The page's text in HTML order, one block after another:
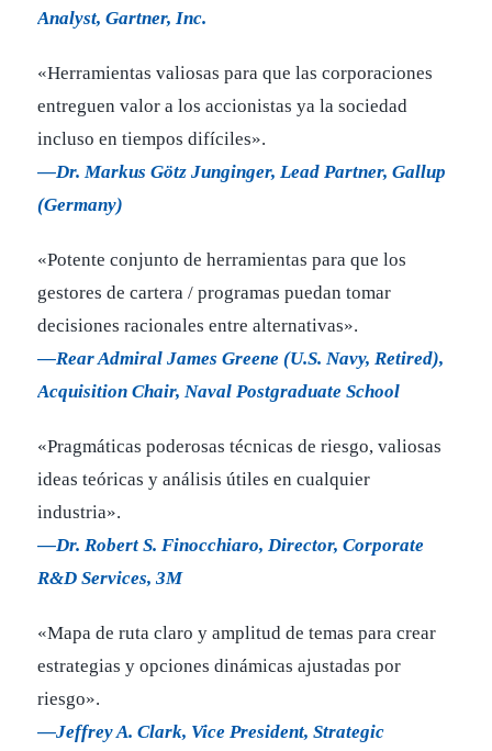
Analyst, Gartner, Inc.
«Herramientas valiosas para que las corporaciones
entreguen valor a los accionistas ya la sociedad
incluso en tiempos difíciles».
—Dr. Markus Götz Junginger, Lead Partner, Gallup
(Germany)
«Potente conjunto de herramientas para que los
gestores de cartera / programas puedan tomar
decisiones racionales entre alternativas».
—Rear Admiral James Greene (U.S. Navy, Retired),
Acquisition Chair, Naval Postgraduate School
«Pragmáticas poderosas técnicas de riesgo, valiosas
ideas teóricas y análisis útiles en cualquier
industria».
—Dr. Robert S. Finocchiaro, Director, Corporate
R&D Services, 3M
«Mapa de ruta claro y amplitud de temas para crear
estrategias y opciones dinámicas ajustadas por
riesgo».
—Jeffrey A. Clark, Vice President, Strategic